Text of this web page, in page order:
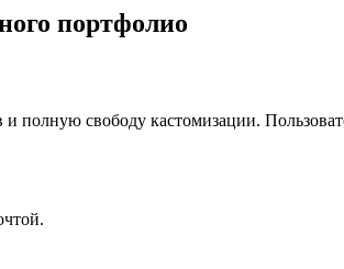
портфолио
полную свободу кастомизации.